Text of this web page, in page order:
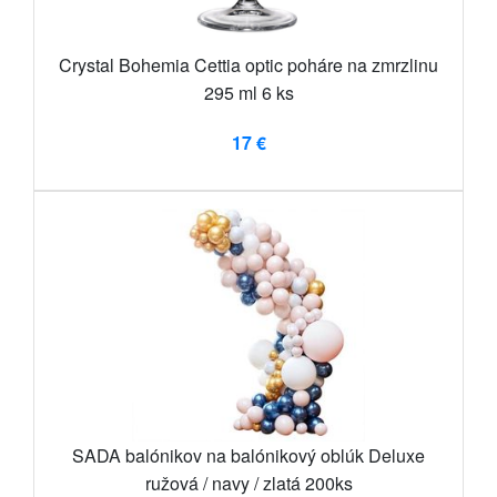
Crystal Bohemia Cettia optic poháre na zmrzlinu
295 ml 6 ks
17 €
SADA balónikov na balónikový oblúk Deluxe
ružová / navy / zlatá 200ks